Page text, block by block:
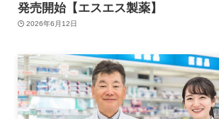
発売開始【エスエス製薬】
2026年6月12日